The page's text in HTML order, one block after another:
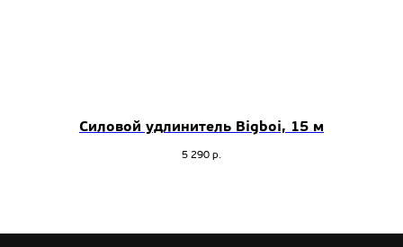
Силовой удлинитель Bigboi, 15 м
5 290 р.